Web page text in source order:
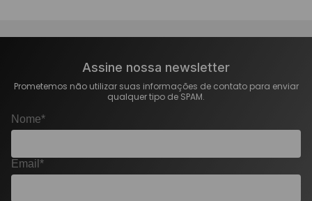
Assine nossa newsletter
Prometemos não utilizar suas informações de contato para enviar
qualquer tipo de SPAM.
Nome*
Email*